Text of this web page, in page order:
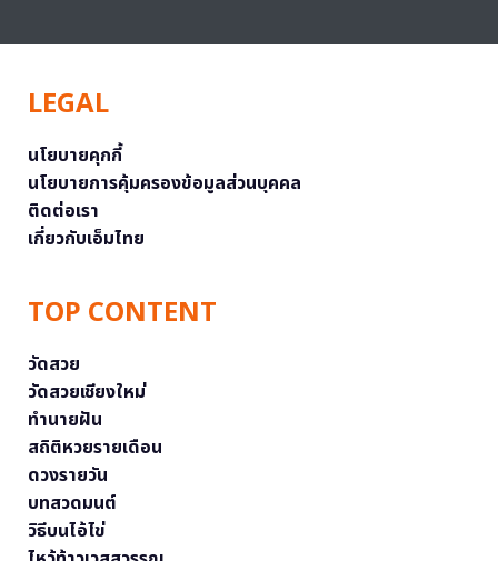
LEGAL
นโยบายคุกกี้
นโยบายการคุ้มครองข้อมูลส่วนบุคคล
ติดต่อเรา
เกี่ยวกับเอ็มไทย
TOP CONTENT
วัดสวย
วัดสวยเชียงใหม่
ทำนายฝัน
สถิติหวยรายเดือน
ดวงรายวัน
บทสวดมนต์
วิธีบนไอ้ไข่